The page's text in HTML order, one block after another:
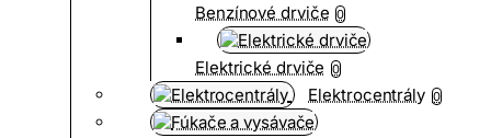
Benzínové drviče 0
Elektrické drviče 0
Elektrocentrály 0